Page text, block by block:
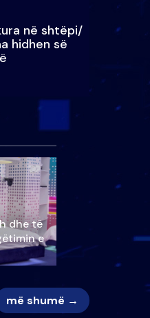
në shtëpi/
hidhen së
dhe të
e
më shumë →